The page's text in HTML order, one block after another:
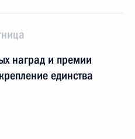
наград и премии
единства